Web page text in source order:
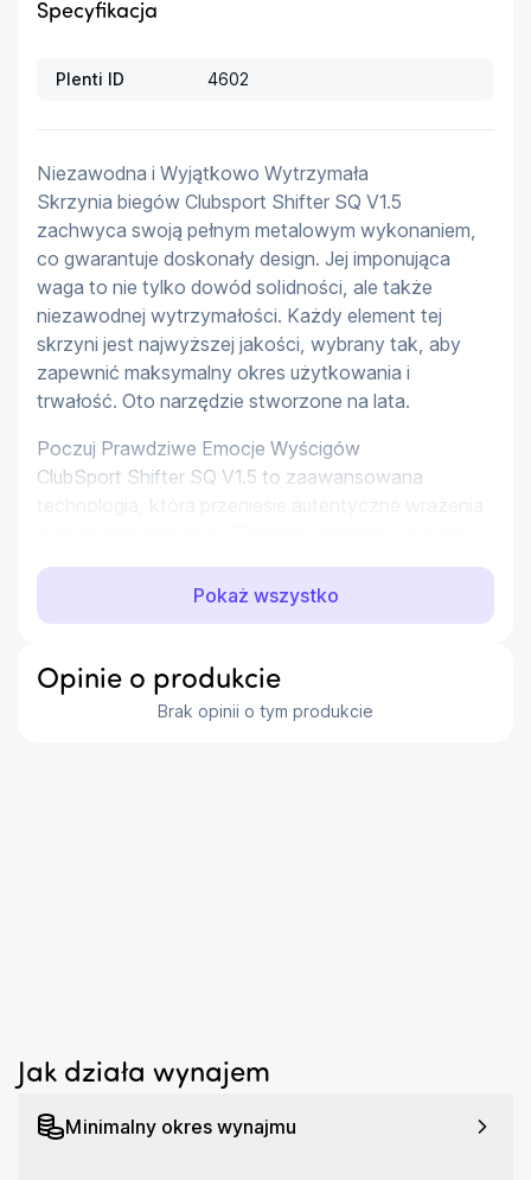
Specyfikacja
Plenti ID 4602
Niezawodna i Wyjątkowo Wytrzymała
Skrzynia biegów Clubsport Shifter SQ V1.5
zachwyca swoją pełnym metalowym wykonaniem,
co gwarantuje doskonały design. Jej imponująca
waga to nie tylko dowód solidności, ale także
niezawodnej wytrzymałości. Każdy element tej
skrzyni jest najwyższej jakości, wybrany tak, aby
zapewnić maksymalny okres użytkowania i
trwałość. Oto narzędzie stworzone na lata.
Poczuj Prawdziwe Emocje Wyścigów
ClubSport Shifter SQ V1.5 to zaawansowana
domu. To nie jest zwykła skrzynia biegów - to
kawałek prawdziwego toru, który wkracza do
Twojego świata. Teraz możesz poczuć się jak
Emulacja Porsche 911
ClubSport Shifter SQ V1.5 to 7 prędkości w
swobodnie przełączać się między nimi, nie musząc
odłączać ani resetować skrzyni biegów, nie
zdejmując nawet pokrętła, ani nie potrzebując
narzędzi. Teraz Twój sposób jazdy może być tak
Pokaż wszystko
Opinie o produkcie
Brak opinii o tym produkcie
Jak działa wynajem
Minimalny okres wynajmu